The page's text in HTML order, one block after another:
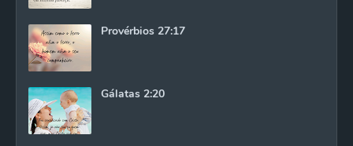
Provérbios 27:17
Gálatas 2:20